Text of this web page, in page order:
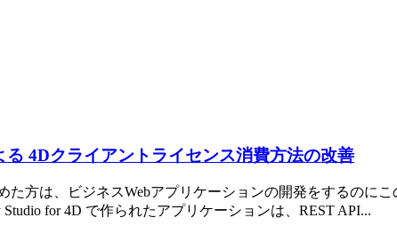
4Dクライアントライセンス消費方法の改善
た方は、ビジネスWebアプリケーションの開発をするの
for 4D で作られたアプリケーションは、REST API...